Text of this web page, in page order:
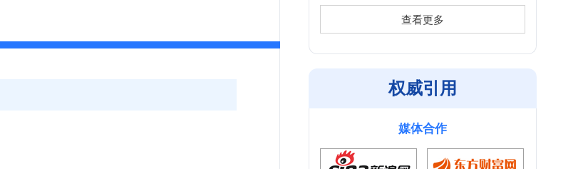
查看更多
权威引用
媒体合作